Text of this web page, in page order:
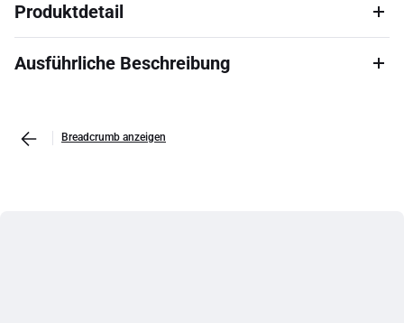
Produktdetail
Ausführliche Beschreibung
Breadcrumb anzeigen